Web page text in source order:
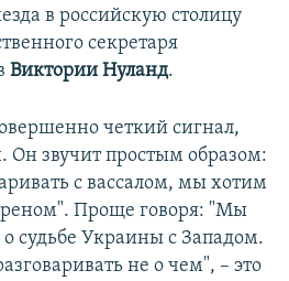
в российскую столицу
секретаря
Виктории Нуланд.
четкий сигнал,
Он звучит простым образом:
с вассалом, мы хотим
Проще говоря: "Мы
судьбе Украины с Западом.
не о чем", – это